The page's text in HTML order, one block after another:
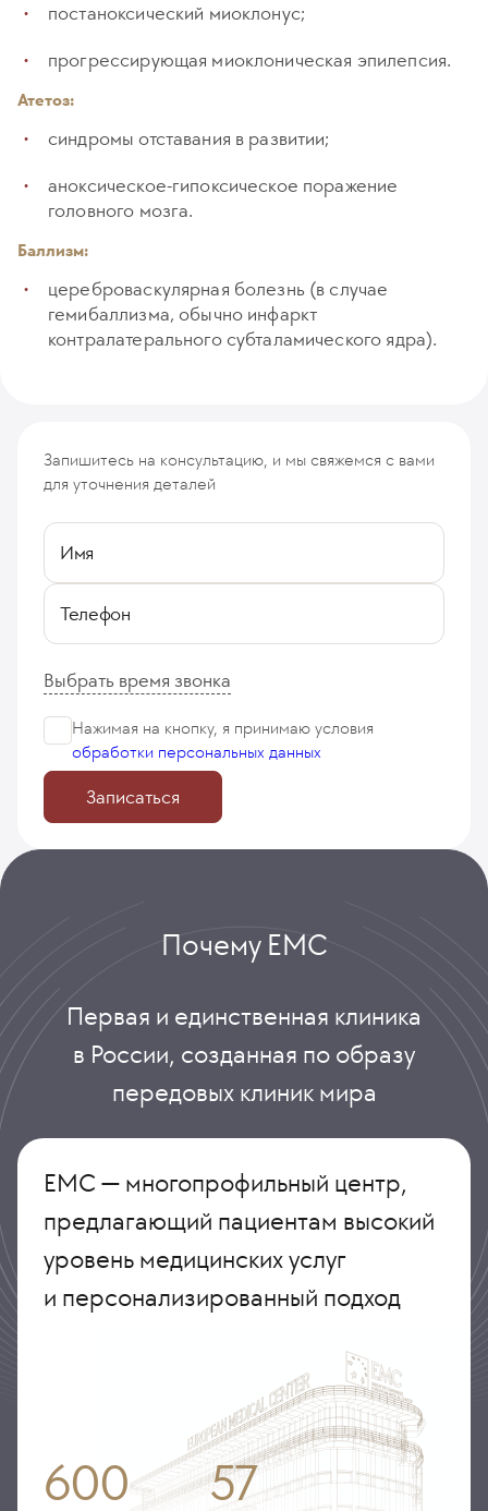
постаноксический миоклонус;
прогрессирующая миоклоническая эпилепсия.
Атетоз:
синдромы отставания в развитии;
аноксическое-гипоксическое поражение
головного мозга.
Баллизм:
цереброваскулярная болезнь (в случае
гемибаллизма, обычно инфаркт
контралатерального субталамического ядра).
Запишитесь на консультацию, и мы свяжемся с вами
для уточнения деталей
Имя
Телефон
Выбрать время звонка
Нажимая на кнопку, я принимаю условия
обработки персональных данных
Записаться
Почему ЕМС
Первая и единственная клиника
в России, созданная по образу
передовых клиник мира
ЕМС — многопрофильный центр,
предлагающий пациентам высокий
уровень медицинских услуг
и персонализированный подход
600 57